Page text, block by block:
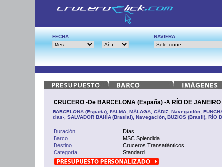
FECHA NAVIERA
CRUCERO -De BARCELONA (España) -A RÍO DE
BARCELONA (España), PALMA, MÁLAGA, CÁDIZ, Navegación,
días-, SALVADOR BAHÍA (Brasial), Navegación, BUZIOS (Brasil), RÍO
Duración
Días
Barco
MSC Splendida
Destino
Cruceros Transatlánticos
Categoría
Standard